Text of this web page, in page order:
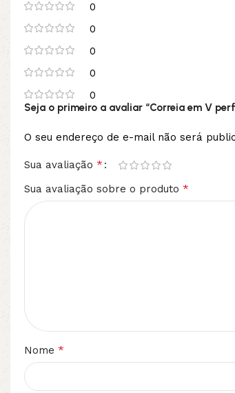
0
0
0
0
0
Seja o primeiro a avaliar “Correia em V
O seu endereço de e-mail não será
Sua avaliação *
Sua avaliação sobre o produto *
Nome *